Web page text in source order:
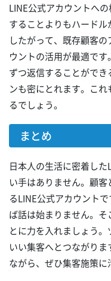
LINE公式アカウントへ
することよりもハードル
したがって、既存顧客
ウントの活用が最適で
ずつ返信することがで
ンも密にとれます。こ
るでしょう。
まとめ
日本人の生活に密着し
い手はありません。顧
るLINE公式アカウント
ば話は始まりません。
とに力を入れましょう
いい集客へとつながり
ながら、ぜひ集客施策に